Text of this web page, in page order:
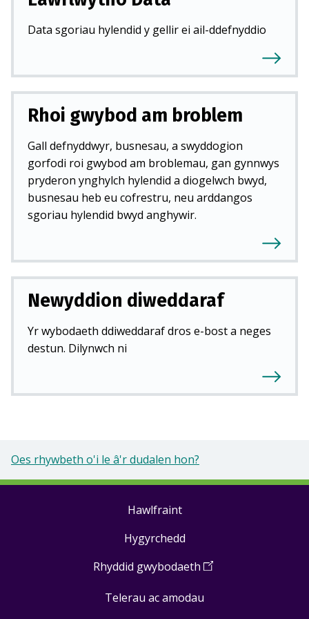
Data sgoriau hylendid y gellir ei ail-ddefnyddio
Rhoi gwybod am broblem
Gall defnyddwyr, busnesau, a swyddogion
gorfodi roi gwybod am broblemau, gan gynnwys
pryderon ynghylch hylendid a diogelwch bwyd,
busnesau heb eu cofrestru, neu arddangos
sgoriau hylendid bwyd anghywir.
Newyddion diweddaraf
Yr wybodaeth ddiweddaraf dros e-bost a neges
destun. Dilynwch ni
Oes rhywbeth o'i le â'r dudalen hon?
Hawlfraint
Hygyrchedd
Rhyddid gwybodaeth (Open
a
Telerau ac amodau